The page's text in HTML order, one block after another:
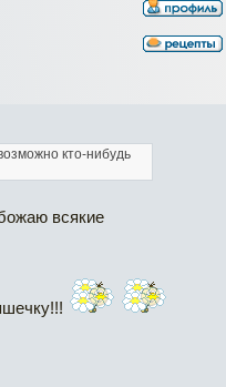
кто-нибудь
всякие